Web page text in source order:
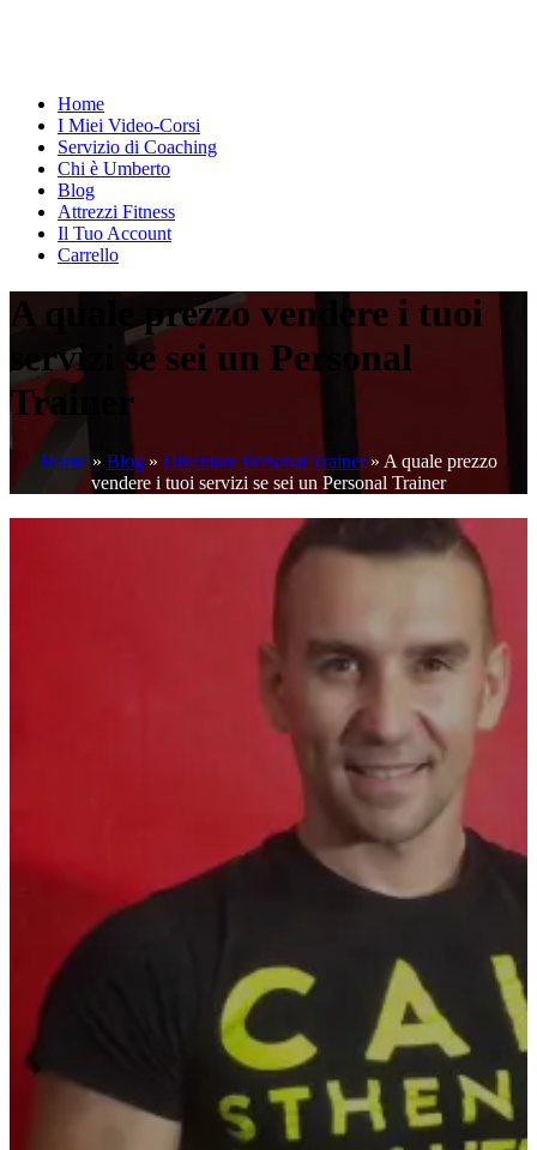
Home
I Miei Video-Corsi
Servizio di Coaching
Chi è Umberto
Blog
Attrezzi Fitness
Il Tuo Account
Carrello
A quale prezzo vendere i tuoi
servizi se sei un Personal
Trainer
Home» Blog» Diventare Personal Trainer» A quale prezzo
vendere i tuoi servizi se sei un Personal Trainer